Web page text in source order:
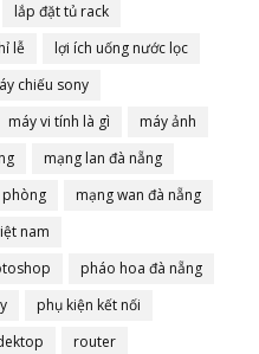
lắp đặt tủ rack
lễ
lợi ích uống nước lọc
chiếu sony
máy vi tính là gì
máy ảnh
mạng lan đà nẵng
phòng
mạng wan đà nẵng
nam
pháo hoa đà nẵng
phụ kiện kết nối
router